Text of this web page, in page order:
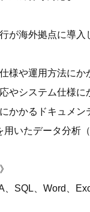
が海外拠点に導
様や運用方法に
応やシステム仕様
かかるドキュメ
用いたデータ分析
、SQL、Word、